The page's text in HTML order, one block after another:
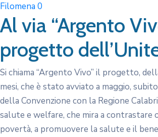
Filomena0
Al via “Argento
progetto
Si chiama “Argento Vivo” il progetto,
mesi, che è stato avviato a maggio,
della Convenzione con la Regione
salute e welfare, che mira a contrastare
povertà, a promuovere la salute e il